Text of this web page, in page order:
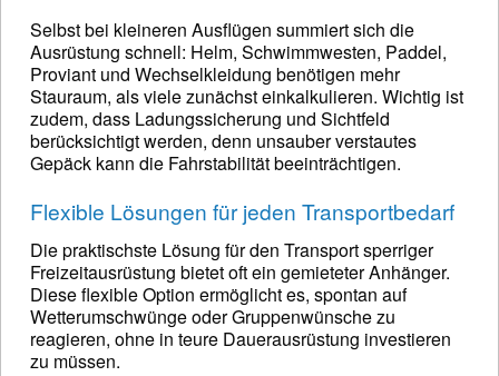
Selbst bei kleineren Ausflügen summiert sich die
Ausrüstung schnell: Helm, Schwimmwesten, Paddel,
Proviant und Wechselkleidung benötigen mehr
Stauraum, als viele zunächst einkalkulieren. Wichtig ist
zudem, dass Ladungssicherung und Sichtfeld
berücksichtigt werden, denn unsauber verstautes
Gepäck kann die Fahrstabilität beeinträchtigen.
Flexible Lösungen für jeden Transportbedarf
Die praktischste Lösung für den Transport sperriger
Freizeitausrüstung bietet oft ein gemieteter Anhänger.
Diese flexible Option ermöglicht es, spontan auf
Wetterumschwünge oder Gruppenwünsche zu
reagieren, ohne in teure Dauerausrüstung investieren
zu müssen.